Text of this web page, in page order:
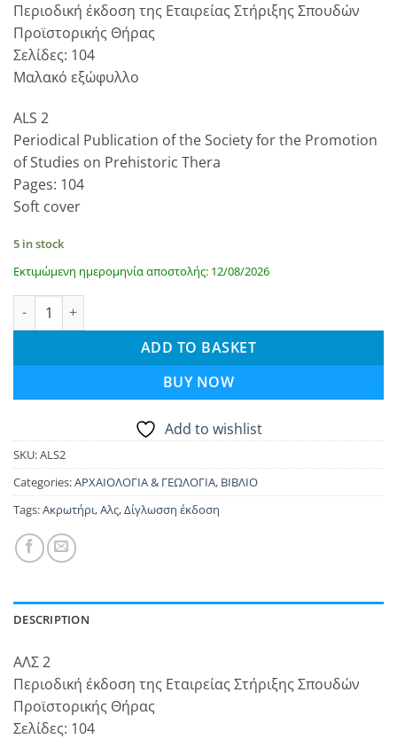
Περιοδική έκδοση της Εταιρείας Στήριξης Σπουδών
Προϊστορικής Θήρας
Σελίδες: 104
Μαλακό εξώφυλλο
ALS 2
Periodical Publication of the Society for the Promotion
of Studies on Prehistoric Thera
Pages: 104
Soft cover
5 in stock
Εκτιμώμενη ημερομηνία αποστολής: 12/08/2026
ΑΛΣ 2 - Als 2 quantity
ADD TO BASKET
BUY NOW
Add to wishlist
SKU:ALS2
Categories:ΑΡΧΑΙΟΛΟΓΙΑ & ΓΕΩΛΟΓΙΑ, ΒΙΒΛΙΟ
Tags:Ακρωτήρι,Αλς,Δίγλωσση έκδοση
DESCRIPTION
ΑΛΣ 2
Περιοδική έκδοση της Εταιρείας Στήριξης Σπουδών
Προϊστορικής Θήρας
Σελίδες: 104